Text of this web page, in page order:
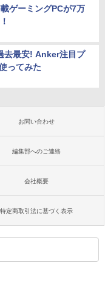
ゲーミングPCが7万
去最安! Anker注目プ
ってみた
お問い合わせ
編集部へのご連絡
会社概要
特定商取引法に基づく表示